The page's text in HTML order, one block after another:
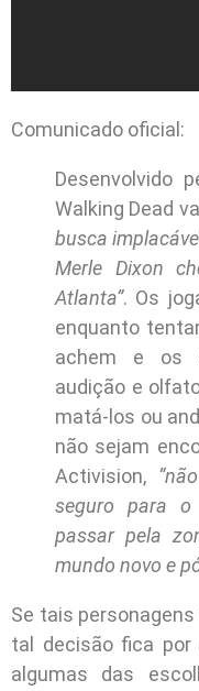
Comunicado oficial:
Desenvolvido
Walking Dead
busca
Merle Dixon
Atlanta”. Os
enquanto
achem e os
audição e
matá-los ou
não sejam
Activision,
seguro para o
passar pela
mundo novo e
Se tais
tal decisão fica por
algumas das